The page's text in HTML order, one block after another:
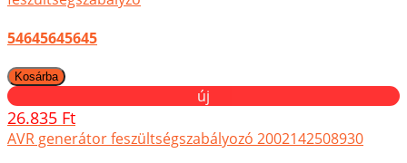
54645645645
új
26.835 Ft
AVR generátor feszültségszabályozó 2002142508930